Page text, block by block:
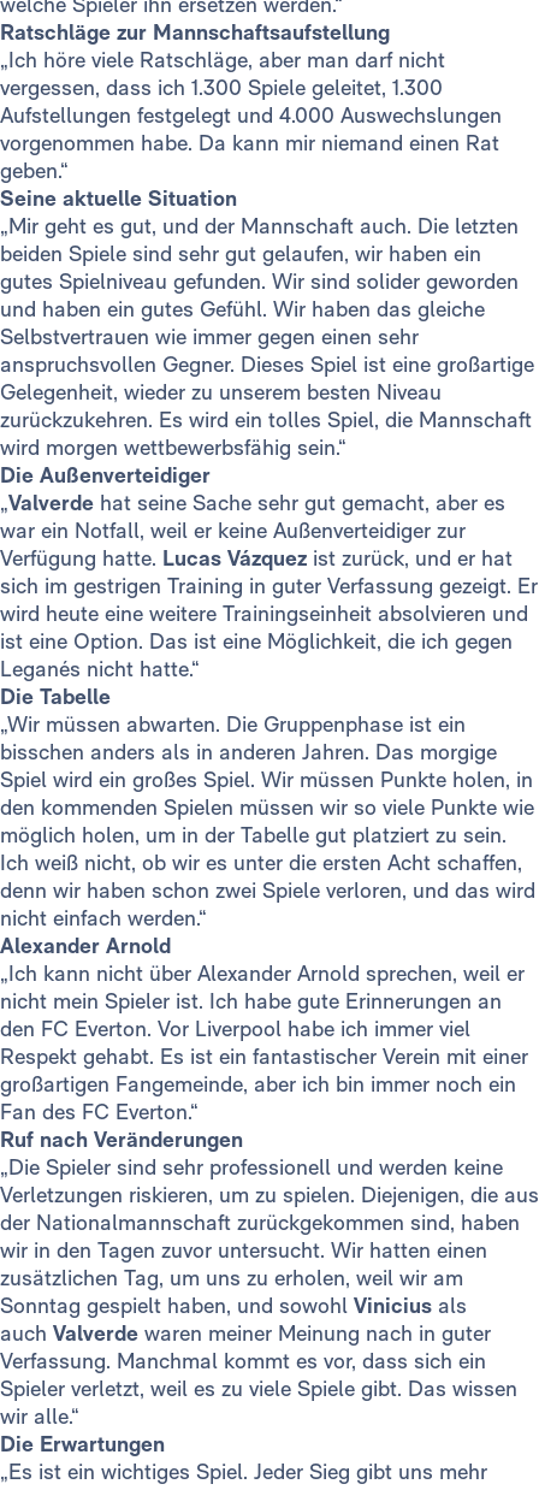
Ratschläge zur Mannschaftsaufstellung
„Ich höre viele Ratschläge, aber man darf nicht
vergessen, dass ich 1.300 Spiele geleitet, 1.300
Aufstellungen festgelegt und 4.000 Auswechslungen
vorgenommen habe. Da kann mir niemand einen Rat
geben.“
Seine aktuelle Situation
„Mir geht es gut, und der Mannschaft auch. Die letzten
beiden Spiele sind sehr gut gelaufen, wir haben ein
gutes Spielniveau gefunden. Wir sind solider geworden
und haben ein gutes Gefühl. Wir haben das gleiche
Selbstvertrauen wie immer gegen einen sehr
anspruchsvollen Gegner. Dieses Spiel ist eine großartige
Gelegenheit, wieder zu unserem besten Niveau
zurückzukehren. Es wird ein tolles Spiel, die Mannschaft
wird morgen wettbewerbsfähig sein.“
Die Außenverteidiger
„Valverde hat seine Sache sehr gut gemacht, aber es
war ein Notfall, weil er keine Außenverteidiger zur
Verfügung hatte. Lucas Vázquez ist zurück, und er hat
sich im gestrigen Training in guter Verfassung gezeigt. Er
wird heute eine weitere Trainingseinheit absolvieren und
ist eine Option. Das ist eine Möglichkeit, die ich gegen
Leganés nicht hatte.“
Die Tabelle
„Wir müssen abwarten. Die Gruppenphase ist ein
bisschen anders als in anderen Jahren. Das morgige
Spiel wird ein großes Spiel. Wir müssen Punkte holen, in
den kommenden Spielen müssen wir so viele Punkte wie
möglich holen, um in der Tabelle gut platziert zu sein.
Ich weiß nicht, ob wir es unter die ersten Acht schaffen,
denn wir haben schon zwei Spiele verloren, und das wird
nicht einfach werden.“
Alexander Arnold
„Ich kann nicht über Alexander Arnold sprechen, weil er
nicht mein Spieler ist. Ich habe gute Erinnerungen an
den FC Everton. Vor Liverpool habe ich immer viel
Respekt gehabt. Es ist ein fantastischer Verein mit einer
großartigen Fangemeinde, aber ich bin immer noch ein
Fan des FC Everton.“
Ruf nach Veränderungen
„Die Spieler sind sehr professionell und werden keine
Verletzungen riskieren, um zu spielen. Diejenigen, die aus
der Nationalmannschaft zurückgekommen sind, haben
wir in den Tagen zuvor untersucht. Wir hatten einen
zusätzlichen Tag, um uns zu erholen, weil wir am
Sonntag gespielt haben, und sowohl Vinicius als
auch Valverde waren meiner Meinung nach in guter
Verfassung. Manchmal kommt es vor, dass sich ein
Spieler verletzt, weil es zu viele Spiele gibt. Das wissen
wir alle.“
Die Erwartungen
„Es ist ein wichtiges Spiel. Jeder Sieg gibt uns mehr